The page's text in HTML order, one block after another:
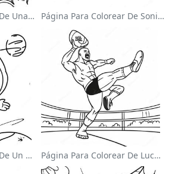
Página Para Colorear De Una Cabaña Acogedora Página Para Colorear De Sonic El Velocista
Página Para Colorear De Un Astronauta Lindo Flotando En El Espacio Página Para Colorear De Luchador De Wwe Saltando Sobre Oponente